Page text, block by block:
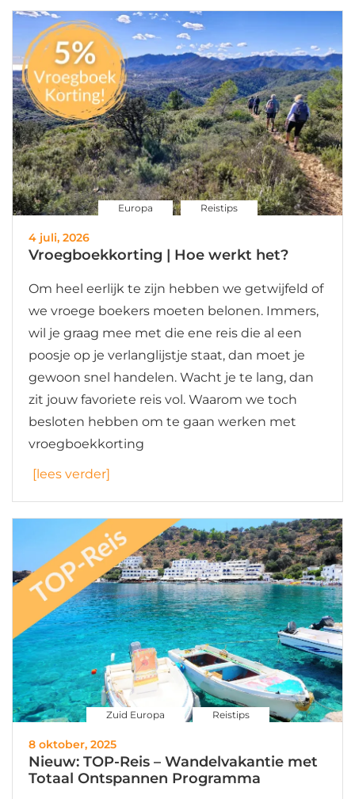
Europa Reistips
4 juli, 2026
Vroegboekkorting | Hoe werkt het?
Om heel eerlijk te zijn hebben we getwijfeld of
we vroege boekers moeten belonen. Immers,
wil je graag mee met die ene reis die al een
poosje op je verlanglijstje staat, dan moet je
gewoon snel handelen. Wacht je te lang, dan
zit jouw favoriete reis vol. Waarom we toch
besloten hebben om te gaan werken met
vroegboekkorting
[lees verder]
Zuid Europa Reistips
8 oktober, 2025
Nieuw: TOP-Reis – Wandelvakantie met
Totaal Ontspannen Programma